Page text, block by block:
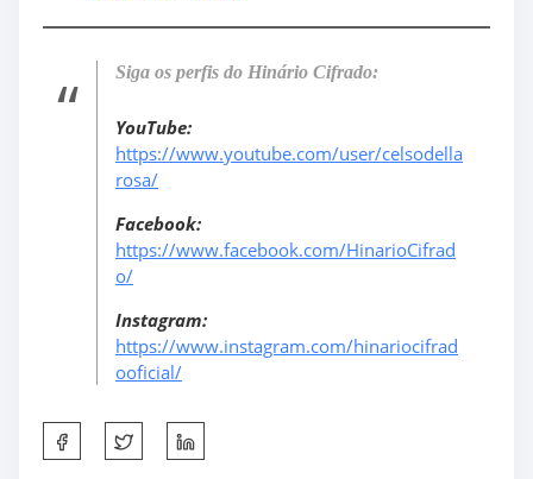
Siga os perfis do Hinário Cifrado:
YouTube:
https://www.youtube.com/user/celsodella
rosa/
Facebook:
https://www.facebook.com/HinarioCifrad
o/
Instagram:
https://www.instagram.com/hinariocifrad
ooficial/
h